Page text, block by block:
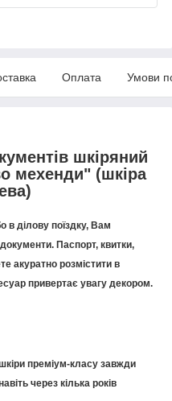
Оплата Умови
шкіряний
мехенди" (шкіра
в ділову поїздку, Вам
Паспорт, квитки,
акуратно розмістити в
привертає увагу декором.
преміум-класу завжди
через кілька років